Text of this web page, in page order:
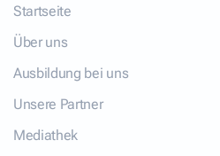
Startseite
Über uns
Ausbildung bei uns
Unsere Partner
Mediathek